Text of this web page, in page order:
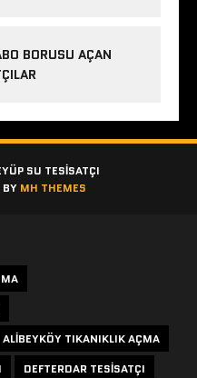
BORUSU AÇAN
SU TESISATÇI
MH THEMES
ALIBEYKÖY TIKANIKLIK AÇMA
DEFTERDAR TESISATÇI